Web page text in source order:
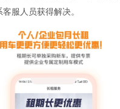
服人员获得解决。